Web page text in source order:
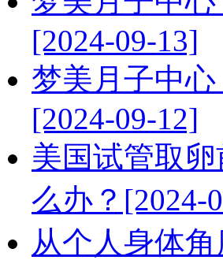
[2024-09-13]
梦美月子中
[2024-09-12]
美国试管取
么办？[2024-
从个人身体